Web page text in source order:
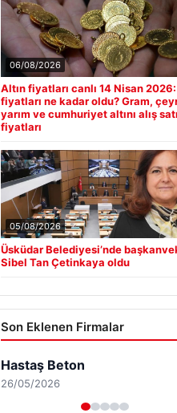
06/08/2026
Altın fiyatları canlı 14 Nisan
fiyatları ne kadar oldu? Gram,
yarım ve cumhuriyet altını alış
fiyatları
05/08/2026
Üsküdar Belediyesi’nde
Sibel Tan Çetinkaya oldu
Son Eklenen Firmalar
Hastaş Beton
26/05/2026